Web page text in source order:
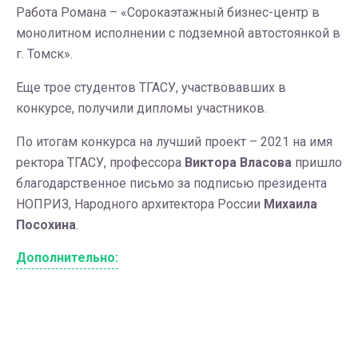
Работа Романа – «Сорокаэтажный бизнес-центр в
монолитном исполнении с подземной автостоянкой в
г. Томск».
Еще трое студентов ТГАСУ, участвовавших в
конкурсе, получили дипломы участников.
По итогам конкурса на лучший проект – 2021 на имя
ректора ТГАСУ, профессора Виктора Власова пришло
благодарственное письмо за подписью президента
НОПРИЗ, Народного архитектора России Михаила
Посохина.
Дополнительно: